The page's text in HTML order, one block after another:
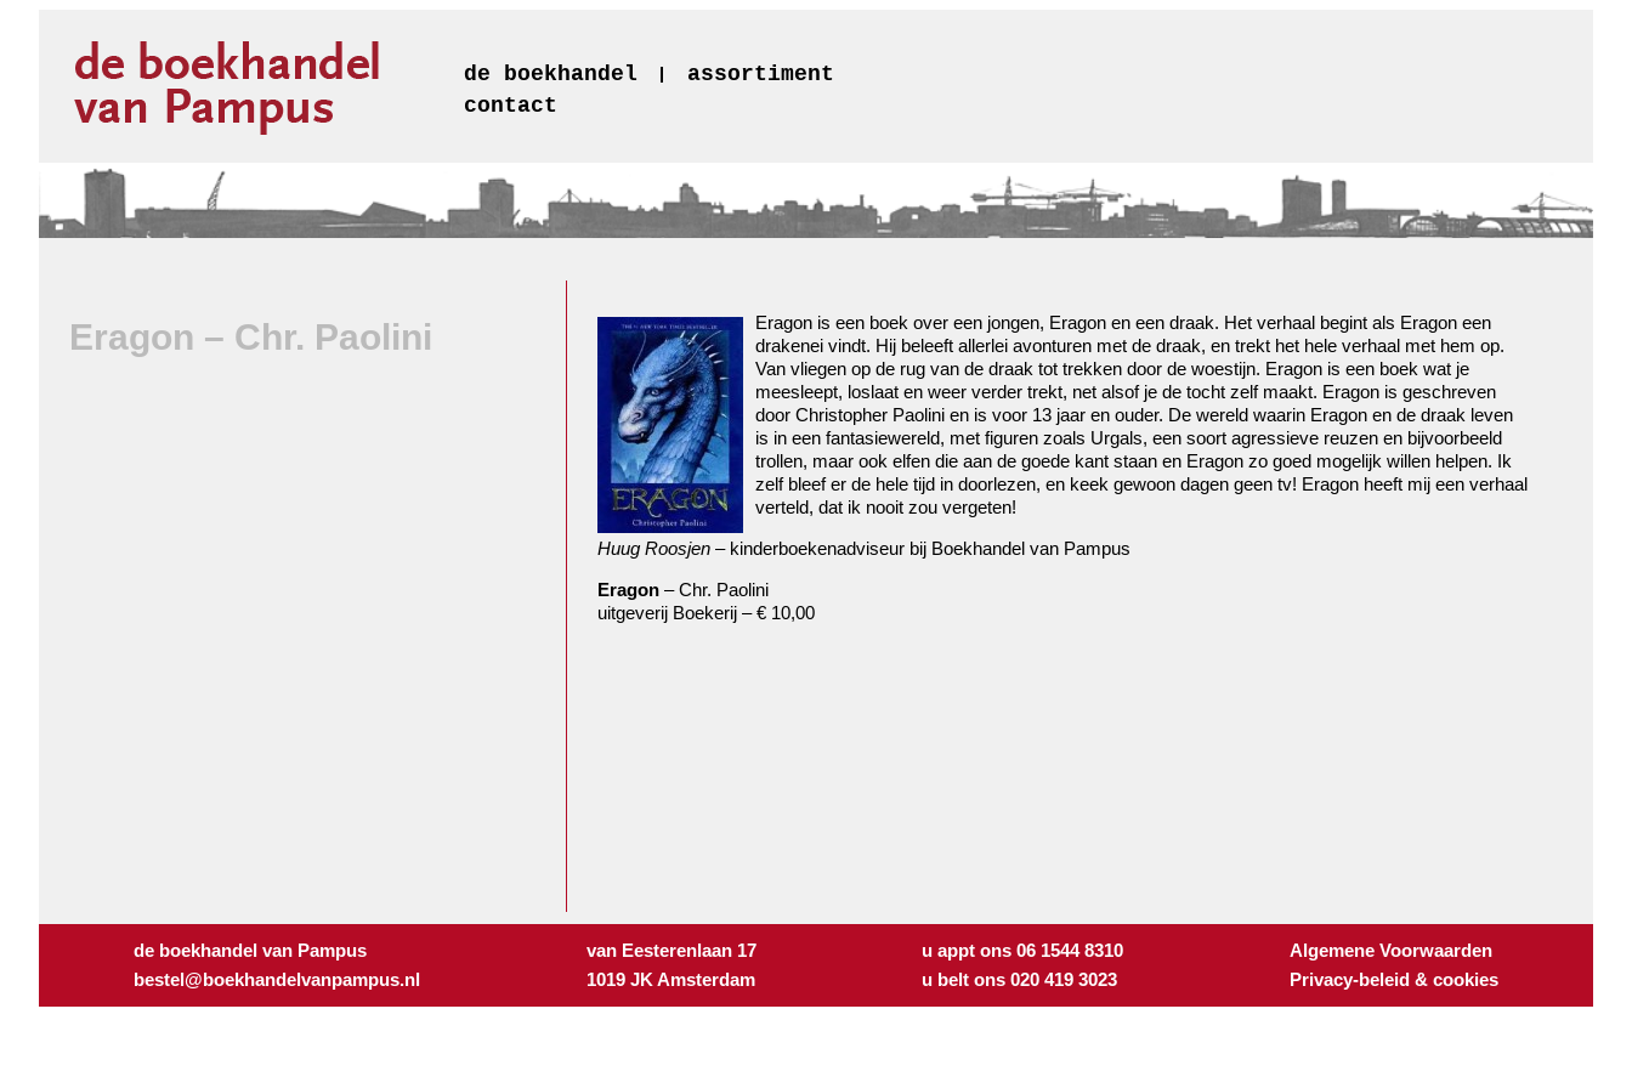
de boekhandel
assortiment
contact
contact
nieuwsbrief
Eragon – Chr. Paolini
Eragon is een boek over een jongen, Eragon en een draak. Het verhaal begint als Eragon een
drakenei vindt. Hij beleeft allerlei avonturen met de draak, en trekt het hele verhaal met hem op.
Van vliegen op de rug van de draak tot trekken door de woestijn. Eragon is een boek wat je
meesleept, loslaat en weer verder trekt, net alsof je de tocht zelf maakt. Eragon is geschreven
door Christopher Paolini en is voor 13 jaar en ouder. De wereld waarin Eragon en de draak leven
is in een fantasiewereld, met figuren zoals Urgals, een soort agressieve reuzen en bijvoorbeeld
trollen, maar ook elfen die aan de goede kant staan en Eragon zo goed mogelijk willen helpen. Ik
zelf bleef er de hele tijd in doorlezen, en keek gewoon dagen geen tv! Eragon heeft mij een verhaal
verteld, dat ik nooit zou vergeten!
Huug Roosjen – kinderboekenadviseur bij Boekhandel van Pampus
Eragon – Chr. Paolini
uitgeverij Boekerij – € 10,00
de boekhandel van Pampus
bestel@boekhandelvanpampus.nl
van Eesterenlaan 17
1019 JK Amsterdam
u appt ons 06 1544 8310
u belt ons 020 419 3023
Algemene Voorwaarden
Privacy-beleid & cookies